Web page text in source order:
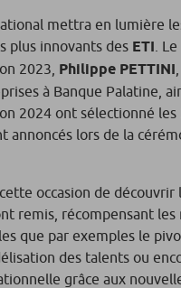
mettra en lumière
plus innovants des ETI .
2023, Philippe PETTINI
à Banque Palatine,
2024 ont sélectionné les
annoncés lors de la
occasion de découvrir
remis, récompensant les
que par exemples le
des talents ou
grâce aux